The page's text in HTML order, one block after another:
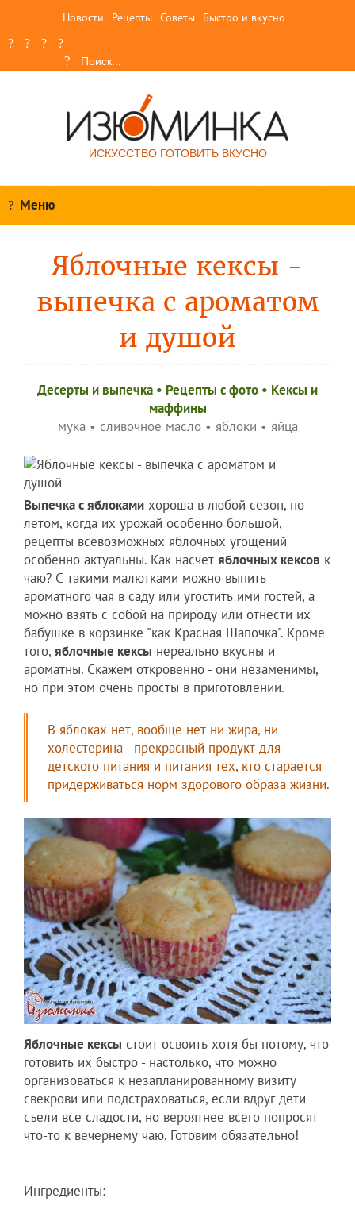
Новости Рецепты Советы Быстро и вкусно
ИСКУССТВО ГОТОВИТЬ ВКУСНО
Меню
Яблочные кексы -
выпечка с ароматом
и душой
Десерты и выпечка • Рецепты c фото • Кексы и
маффины
мука• сливочное масло• яблоки • яйца
Выпечка с яблоками хороша в любой сезон, но
летом, когда их урожай особенно большой,
рецепты всевозможных яблочных угощений
особенно актуальны. Как насчет яблочных кексов к
чаю? С такими малютками можно выпить
ароматного чая в саду или угостить ими гостей, а
можно взять с собой на природу или отнести их
бабушке в корзинке "как Красная Шапочка". Кроме
того, яблочные кексы нереально вкусны и
ароматны. Скажем откровенно - они незаменимы,
но при этом очень просты в приготовлении.
В яблоках нет, вообще нет ни жира, ни
холестерина - прекрасный продукт для
детского питания и питания тех, кто старается
придерживаться норм здорового образа жизни.
Яблочные кексы стоит освоить хотя бы потому, что
готовить их быстро - настолько, что можно
организоваться к незапланированному визиту
свекрови или подстраховаться, если вдруг дети
съели все сладости, но вероятнее всего попросят
что-то к вечернему чаю. Готовим обязательно!
Ингредиенты: